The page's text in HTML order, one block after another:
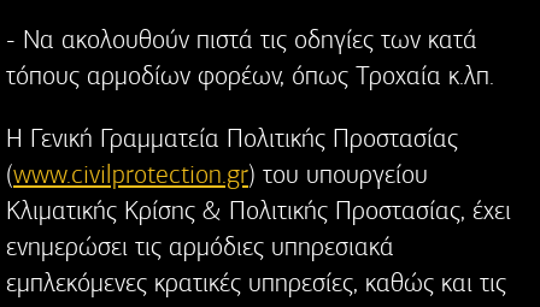
- Να ακολουθούν πιστά τις οδηγίες των κατά
τόπους αρμοδίων φορέων, όπως Τροχαία κ.λπ.
Η Γενική Γραμματεία Πολιτικής Προστασίας
(www.civilprotection.gr) του υπουργείου
Κλιματικής Κρίσης & Πολιτικής Προστασίας, έχει
ενημερώσει τις αρμόδιες υπηρεσιακά
εμπλεκόμενες κρατικές υπηρεσίες, καθώς και τις